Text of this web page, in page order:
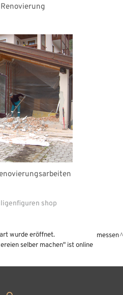
shop
wurde eröffnet.
selber machen" ist online
messen